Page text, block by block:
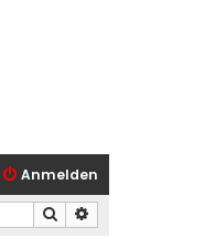
Anmelden
Suche